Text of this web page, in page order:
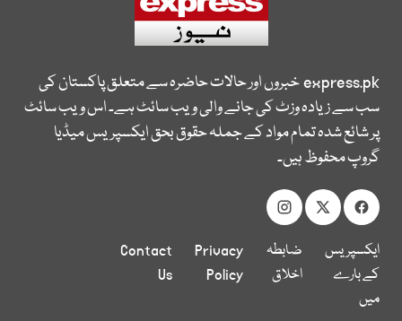
express.pkخبروں اور حالات حاضرہ سے متعلق پاکستان کی
سب سے زیادہ وزٹ کی جانے والی ویب سائٹ ہے۔ اس ویب سائٹ
پر شائع شدہ تمام مواد کے جملہ حقوق بحق ایکسپریس میڈیا
گروپ محفوظ ہیں۔
ایکسپریس
کے بارے
میں
ضابطہ
اخلاق
Privacy
Policy
Contact
Us